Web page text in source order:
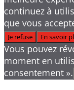
continuez à
que vous
Je refuse
En savoir
Vous pouvez
moment en
consentement ».